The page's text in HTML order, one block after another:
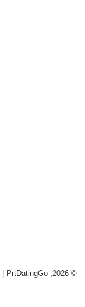
© 2026, PrtDatingGo |